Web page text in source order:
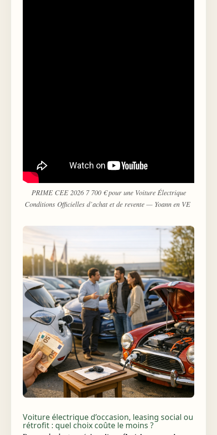
PRIME CEE 2026 7 700 € pour une Voiture Électrique
Conditions Officielles d’achat et de revente — Yoann en VE ️
Voiture électrique d’occasion, leasing social ou
rétrofit : quel choix coûte le moins ?